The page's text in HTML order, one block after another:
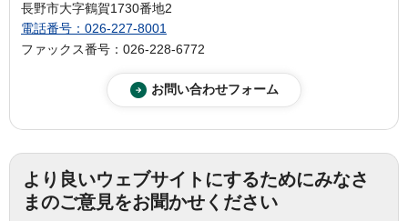
長野市大字鶴賀1730番地2
電話番号：026-227-8001
ファックス番号：026-228-6772
より良いウェブサイトにするためにみなさ
まのご意見をお聞かせください